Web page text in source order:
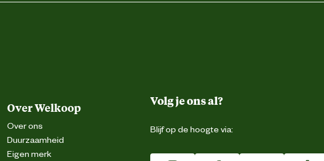
Over Welkoop
Over ons
Duurzaamheid
Eigen merk
Volg je ons al?
Blijf op de hoogte via: